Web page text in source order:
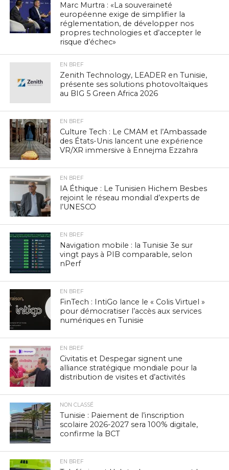
Marc Murtra : «La souveraineté
européenne exige de simplifier la
réglementation, de développer nos
propres technologies et d’accepter le
risque d’échec»
EN BREF
Zenith Technology, LEADER en Tunisie,
présente ses solutions photovoltaïques
au BIG 5 Green Africa 2026
EN BREF
Culture Tech : Le CMAM et l’Ambassade
des États-Unis lancent une expérience
VR/XR immersive à Ennejma Ezzahra
EN BREF
IA Éthique : Le Tunisien Hichem Besbes
rejoint le réseau mondial d’experts de
l’UNESCO
EN BREF
Navigation mobile : la Tunisie 3e sur
vingt pays à PIB comparable, selon
nPerf
EN BREF
FinTech : IntiGo lance le « Colis Virtuel »
pour démocratiser l’accès aux services
numériques en Tunisie
EN BREF
Civitatis et Despegar signent une
alliance stratégique mondiale pour la
distribution de visites et d’activités
NON CLASSÉ
Tunisie : Paiement de l’inscription
scolaire 2026-2027 sera 100% digitale,
confirme la BCT
EN BREF